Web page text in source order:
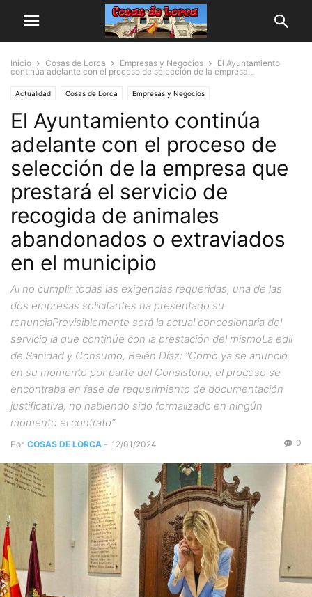
Inicio Cosas de Lorca Empresas y Negocios
El Ayuntamiento
continúa adelante con el proceso de selección de la empresa...
Actualidad Cosas de Lorca Empresas y Negocios
El Ayuntamiento continúa
adelante con el proceso de
selección de la empresa que
prestará el servicio de
recogida de animales
abandonados o extraviados
en el municipio
Al no cumplir todas las exigencias requeridas, una de las
dos empresas solicitantes ha presentado su
renunciaPrevisiblemente será la actual concesionaria del
servicio la que continúe con la prestación del mismoLa edil
de Sanidad y Consumo, Belén Díaz: “Como ya se anunció
en su momento por parte del Consistorio, el proceso se
encontraba en fase de requerimiento de documentación
justificativa, no habiendo sido formalizado en ningún
momento el contrato”
Por COSAS DE LORCA - 12/01/2024 0